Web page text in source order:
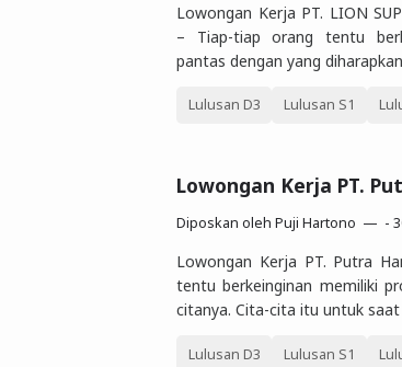
Lowongan Kerja PT. LION
– Tiap-tiap orang tentu
pantas dengan yang
Lulusan D3 Lulusan S1
Lowongan Kerja PT.
Diposkan oleh Puji Hartono -
Lowongan Kerja PT. Putra
tentu berkeinginan memiliki
citanya. Cita-cita itu untuk
Lulusan D3 Lulusan S1